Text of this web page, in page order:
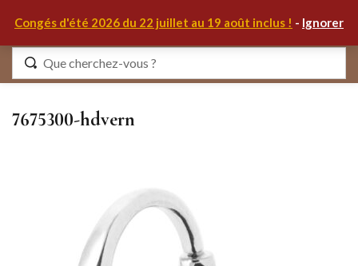
Congés d'été 2026 du 22 juillet au 19 août inclus ! - Ignorer
7675300-hdvern
Identifiez-vous
Se souvenir de moi
S'IDENTIFIER